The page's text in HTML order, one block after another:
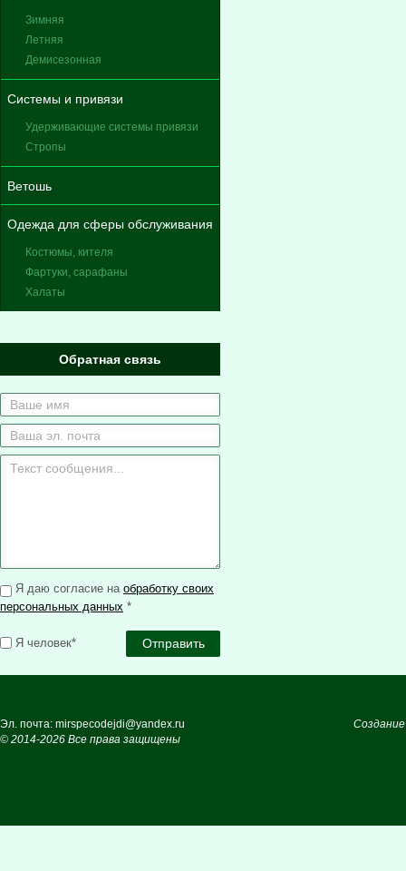
Зимняя
Летняя
Демисезонная
Системы и привязи
Удерживающие системы привязи
Стропы
Ветошь
Одежда для сферы обслуживания
Костюмы, кителя
Фартуки, сарафаны
Халаты
Обратная связь
Я даю согласие на обработку своих
персональных данных *
Я человек*
Эл. почта: mirspecodejdi@yandex.ru
© 2014-2026 Все права защищены